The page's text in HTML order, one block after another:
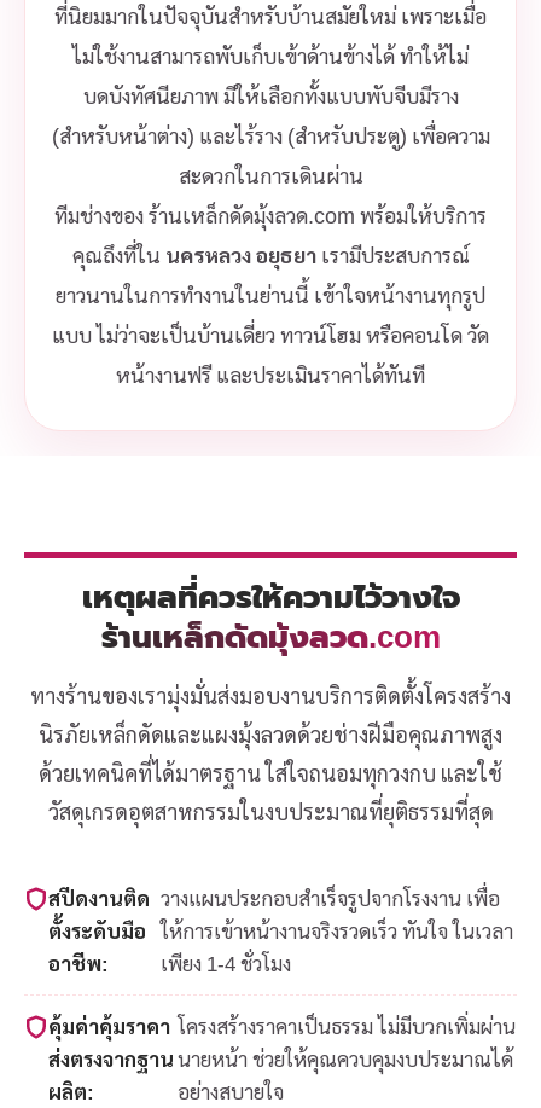
ที่นิยมมากในปัจจุบันสำหรับบ้านสมัยใหม่ เพราะเมื่อ
ไม่ใช้งานสามารถพับเก็บเข้าด้านข้างได้ ทำให้ไม่
บดบังทัศนียภาพ มีให้เลือกทั้งแบบพับจีบมีราง
(สำหรับหน้าต่าง) และไร้ราง (สำหรับประตู) เพื่อความ
สะดวกในการเดินผ่าน
ทีมช่างของ ร้านเหล็กดัดมุ้งลวด.com พร้อมให้บริการ
คุณถึงที่ใน นครหลวง อยุธยาเรามีประสบการณ์
ยาวนานในการทำงานในย่านนี้ เข้าใจหน้างานทุกรูป
แบบ ไม่ว่าจะเป็นบ้านเดี่ยว ทาวน์โฮม หรือคอนโด วัด
หน้างานฟรี และประเมินราคาได้ทันที
เหตุผลที่ควรให้ความไว้วางใจ
ร้านเหล็กดัดมุ้งลวด.com
ทางร้านของเรามุ่งมั่นส่งมอบงานบริการติดตั้งโครงสร้าง
นิรภัยเหล็กดัดและแผงมุ้งลวดด้วยช่างฝีมือคุณภาพสูง
ด้วยเทคนิคที่ได้มาตรฐาน ใส่ใจถนอมทุกวงกบ และใช้
วัสดุเกรดอุตสาหกรรมในงบประมาณที่ยุติธรรมที่สุด
สปีดงานติด
ตั้งระดับมือ
อาชีพ:
วางแผนประกอบสำเร็จรูปจากโรงงาน เพื่อ
ให้การเข้าหน้างานจริงรวดเร็ว ทันใจ ในเวลา
เพียง 1-4 ชั่วโมง
คุ้มค่าคุ้มราคา
ส่งตรงจากฐาน
ผลิต:
โครงสร้างราคาเป็นธรรม ไม่มีบวกเพิ่มผ่าน
นายหน้า ช่วยให้คุณควบคุมงบประมาณได้
อย่างสบายใจ